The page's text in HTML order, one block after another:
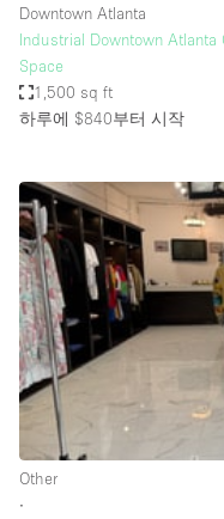
Large Door Entrance
Liquor Licence
Multiple Rooms
Office Equipment
Private Parking
Raw
Rooftop / Terrace
Security System
Smoking Area
Downtown Atlanta
Industrial Downtown
Space
1,500 sq ft
하루에 $840부터 시작
Other
∙